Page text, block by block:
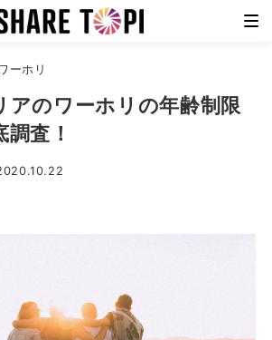
ーホリ
アのワーホリの年齢制限
査！